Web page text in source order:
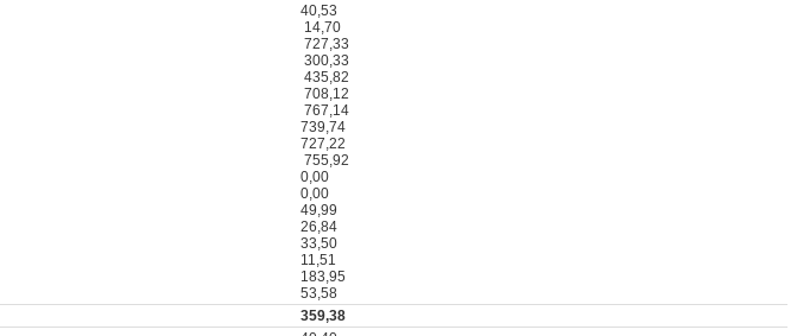
40,53
14,70
727,33
300,33
435,82
708,12
767,14
739,74
727,22
755,92
0,00
0,00
49,99
26,84
33,50
11,51
183,95
53,58
359,38